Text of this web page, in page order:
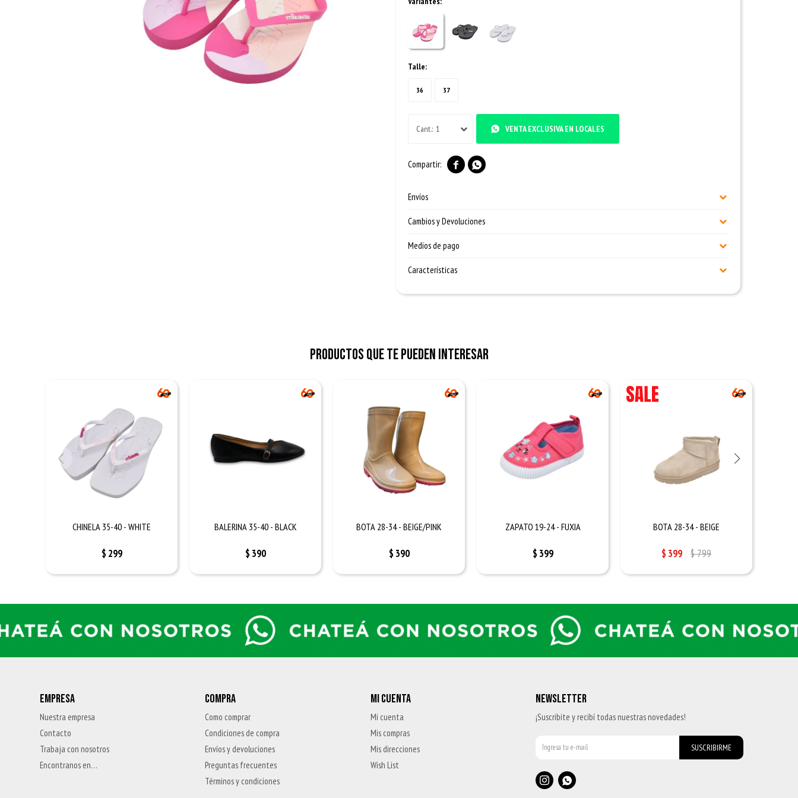
Talle:
36 37
1 VENTA EXCLUSIVA EN LOCALES
 
Envíos
Cambios y Devoluciones
Medios de pago
Características
Productos que te pueden interesar
CHINELA 35-40 - WHITE
$ 299
BALERINA 35-40 - BLACK
$ 390
BOTA 28-34 - BEIGE/PINK
$ 390
ZAPATO 19-24 - FUXIA
$ 399
BOTA 28-34 - BEIGE
$ 399 $799
EMPRESA
Nuestra empresa
Contacto
Trabaja con nosotros
Encontranos en…
COMPRA
Como comprar
Condiciones de compra
Envíos y devoluciones
Preguntas frecuentes
Términos y condiciones
MI CUENTA
Mi cuenta
Mis compras
Mis direcciones
Wish List
NEWSLETTER
¡Suscribite y recibí todas nuestras novedades!
SUSCRIBIRME
 